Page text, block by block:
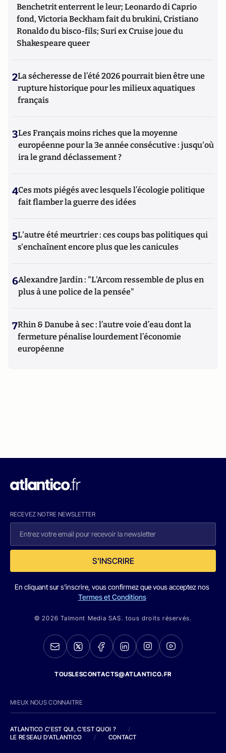
Benchetrit enterrent le leur; Leonardo di Caprio
fond, Victoria Beckham fait du brukini, Cristiano
Ronaldo du bisco-fils; Suri ex Cruise joue du
Shakespeare queer
2La sécheresse de l’été 2026 pourrait bien être une
rupture historique pour les milieux aquatiques
français
3Les Français moins riches que la moyenne
européenne pour la 3e année consécutive : jusqu'où
ira le grand déclassement ?
4Ces mots piégés avec lesquels l’écologie politique
fait flamber la guerre des idées
5L'autre été meurtrier : ces coups bas politiques qui
s'enchaînent encore plus que les canicules
6Alexandre Jardin : "L'Arcom ressemble de plus en
plus à une police de la pensée"
7Rhin & Danube à sec : l’autre voie d’eau dont la
fermeture pénalise lourdement l’économie
européenne
RECEVEZ NOTRE NEWSLETTER
S'INSCRIRE
En cliquant sur s'inscrire, vous confirmez que vous acceptez nos
Termes et Conditions
© 2026 Talmont Media SAS. tous droits réservés.
TOUSLESCONTACTS@ATLANTICO.FR
MIEUX NOUS CONNAITRE
ATLANTICO C'EST QUI, C'EST QUOI ?
/
LE RESEAU D'ATLANTICO
/ CONTACT